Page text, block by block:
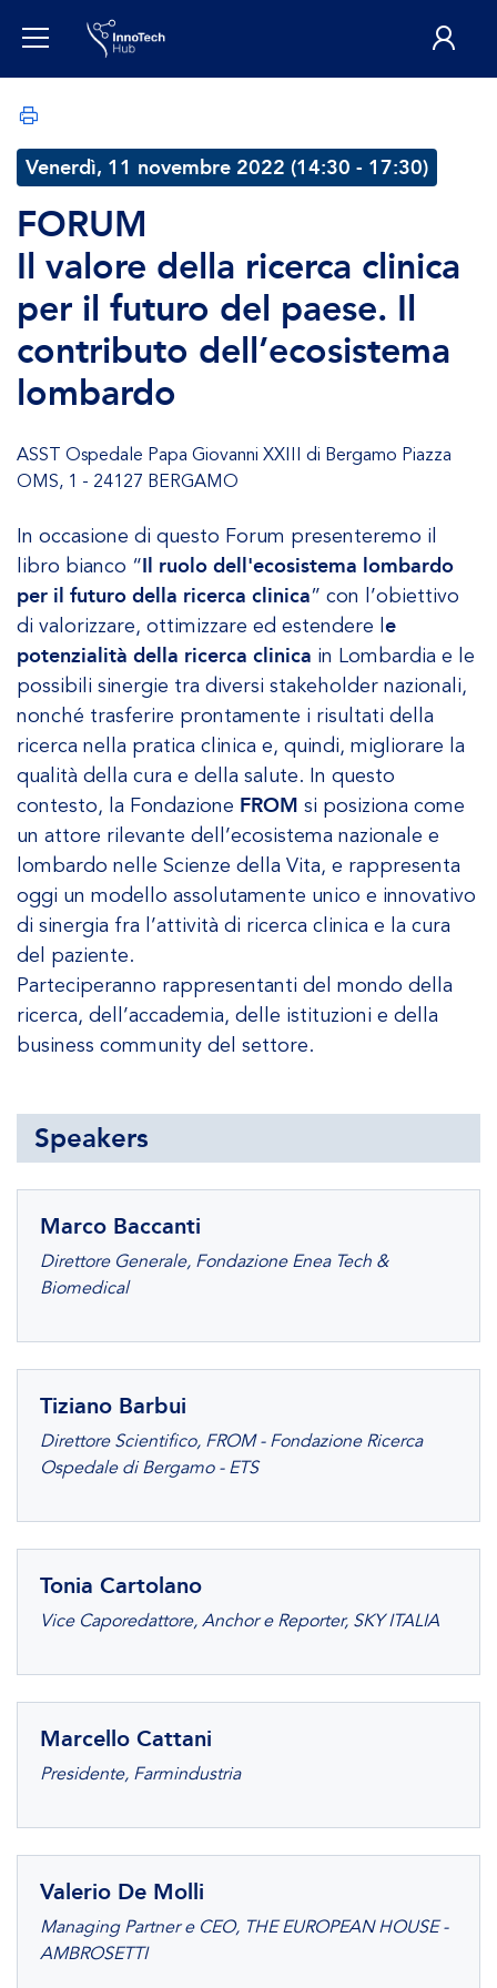
Venerdì, 11 novembre 2022 (14:30 - 17:30)
FORUM
Il valore della ricerca clinica
per il futuro del paese. Il
contributo dell’ecosistema
lombardo
ASST Ospedale Papa Giovanni XXIII di Bergamo Piazza
OMS, 1 - 24127 BERGAMO
In occasione di questo Forum presenteremo il
libro bianco “Il ruolo dell'ecosistema lombardo
per il futuro della ricerca clinica” con l’obiettivo
di valorizzare, ottimizzare ed estendere l e
potenzialità della ricerca clinica in Lombardia e le
possibili sinergie tra diversi stakeholder nazionali,
nonché trasferire prontamente i risultati della
ricerca nella pratica clinica e, quindi, migliorare la
qualità della cura e della salute. In questo
contesto, la Fondazione FROM si posiziona come
un attore rilevante dell’ecosistema nazionale e
lombardo nelle Scienze della Vita, e rappresenta
oggi un modello assolutamente unico e innovativo
di sinergia fra l’attività di ricerca clinica e la cura
del paziente.
Parteciperanno rappresentanti del mondo della
ricerca, dell’accademia, delle istituzioni e della
business community del settore.
Speakers
Marco Baccanti
Direttore Generale, Fondazione Enea Tech &
Biomedical
Tiziano Barbui
Direttore Scientifico, FROM - Fondazione Ricerca
Ospedale di Bergamo - ETS
Tonia Cartolano
Vice Caporedattore, Anchor e Reporter, SKY ITALIA
Marcello Cattani
Presidente, Farmindustria
Valerio De Molli
Managing Partner e CEO, THE EUROPEAN HOUSE -
AMBROSETTI